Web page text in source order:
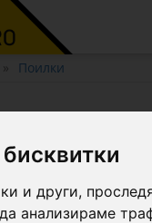
и други,
анализираме
Поилки
на